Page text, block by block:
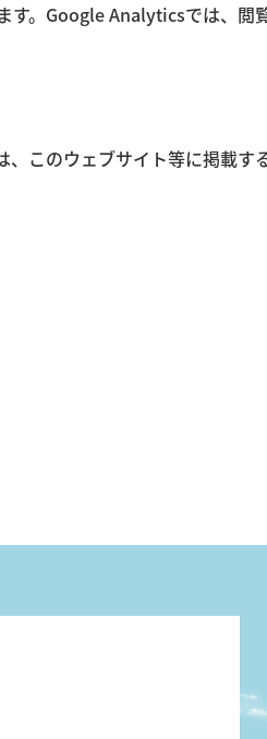
す。Google Analyticsでは、閲
このウェブサイト等に掲載す